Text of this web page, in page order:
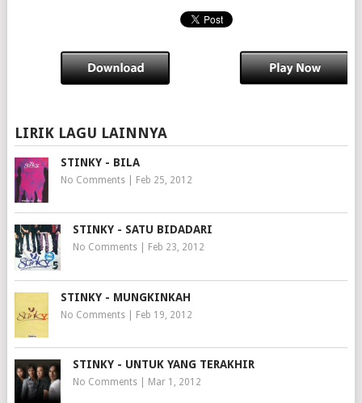
LIRIK LAGU LAINNYA
STINKY - BILA
No Comments| Feb 25, 2012
STINKY - SATU BIDADARI
No Comments| Feb 23, 2012
STINKY - MUNGKINKAH
No Comments| Feb 19, 2012
STINKY - UNTUK YANG TERAKHIR
No Comments| Mar 1, 2012